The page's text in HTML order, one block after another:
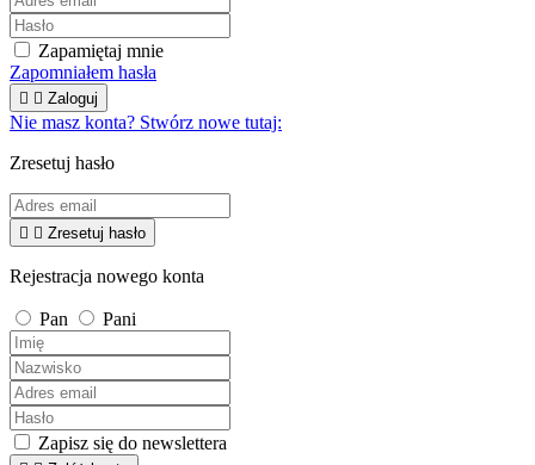
Zapamiętaj mnie
Zapomniałem hasła
  Zaloguj
Nie masz konta? Stwórz nowe tutaj:
Zresetuj hasło
  Zresetuj hasło
Rejestracja nowego konta
Pan Pani
Zapisz się do newslettera